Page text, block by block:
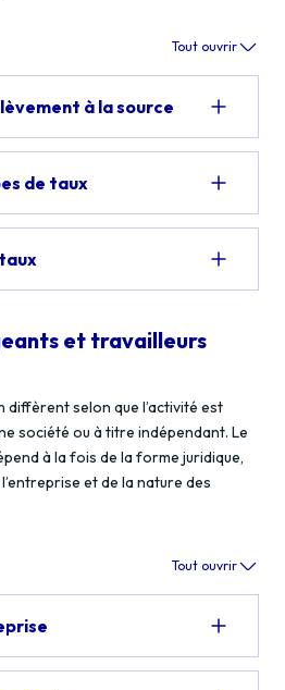
Tout ouvrir
à la source
de taux
et travailleurs
diffèrent selon que l’activité est
société ou à titre indépendant. Le
à la fois de la forme juridique,
et de la nature des
Tout ouvrir